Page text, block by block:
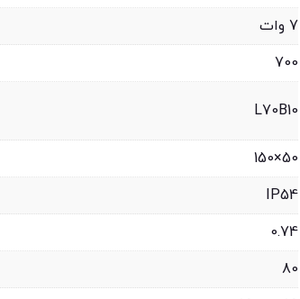
7 وات
700
L70B10
50×150
IP54
0.74
80